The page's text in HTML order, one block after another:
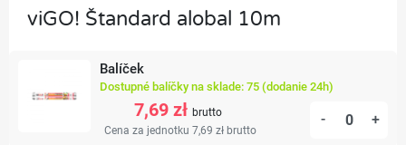
viGO! Štandard alobal 10m
Balíček
Dostupné balíčky na sklade: 75 (dodanie 24h)
7,69 zł brutto
Cena za jednotku 7,69 zł brutto
- +